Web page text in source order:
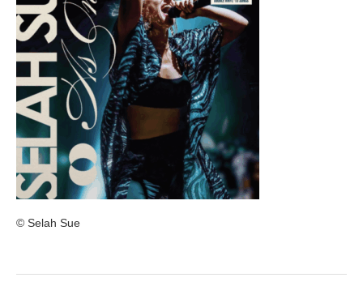
© Selah Sue